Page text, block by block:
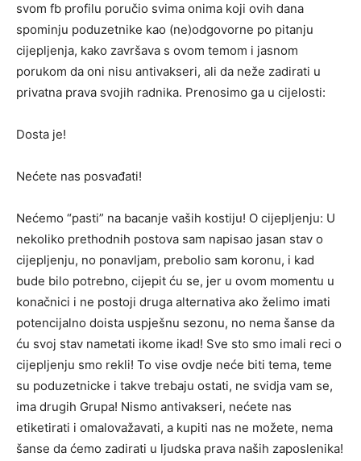
svom fb profilu poručio svima onima koji ovih dana
spominju poduzetnike kao (ne)odgovorne po pitanju
cijepljenja, kako završava s ovom temom i jasnom
porukom da oni nisu antivakseri, ali da neže zadirati u
privatna prava svojih radnika. Prenosimo ga u cijelosti:
Dosta je!
Nećete nas posvađati!
Nećemo “pasti” na bacanje vaših kostiju! O cijepljenju: U
nekoliko prethodnih postova sam napisao jasan stav o
cijepljenju, no ponavljam, prebolio sam koronu, i kad
bude bilo potrebno, cijepit ću se, jer u ovom momentu u
konačnici i ne postoji druga alternativa ako želimo imati
potencijalno doista uspješnu sezonu, no nema šanse da
ću svoj stav nametati ikome ikad! Sve sto smo imali reci o
cijepljenju smo rekli! To vise ovdje neće biti tema, teme
su poduzetnicke i takve trebaju ostati, ne svidja vam se,
ima drugih Grupa! Nismo antivakseri, nećete nas
etiketirati i omalovažavati, a kupiti nas ne možete, nema
šanse da ćemo zadirati u ljudska prava naših zaposlenika!